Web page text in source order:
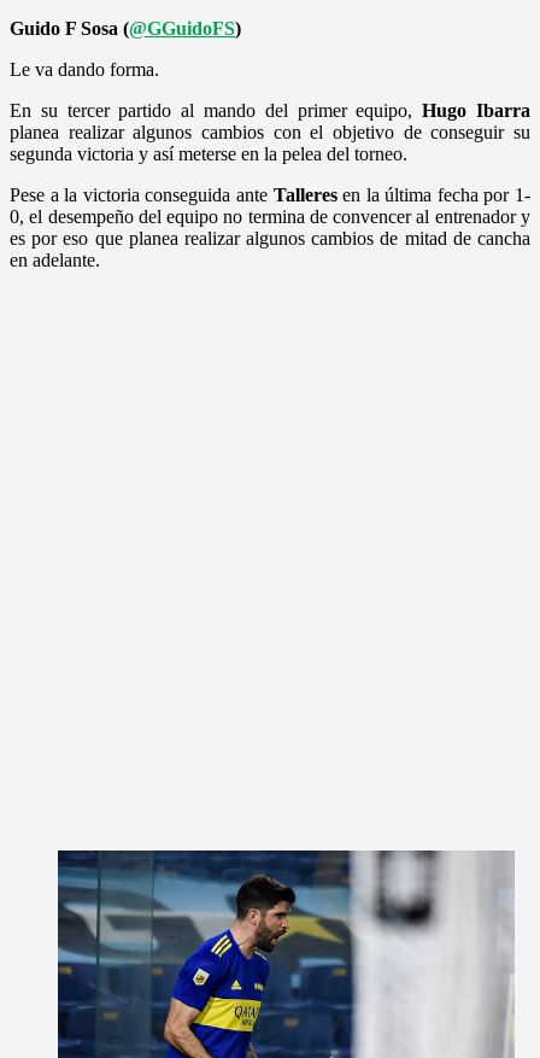
Guido F Sosa (@GGuidoFS)
Le va dando forma.
En su tercer partido al mando del primer equipo,Hugo Ibarra
planea realizar algunos cambios con el objetivo de conseguir su
segunda victoria y así meterse en la pelea del torneo.
Pese a la victoria conseguida ante Talleresen la última fecha por 1-
0, el desempeño del equipo no termina de convencer al entrenador y
es por eso que planea realizar algunos cambios de mitad de cancha
en adelante.